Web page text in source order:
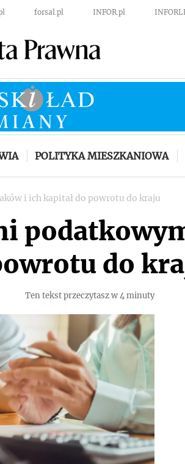
forsal.pl INFOR.pl
POLITYKA MIESZKANIOWA
i ich kapitał do powrotu do kraju
do
Ten tekst przeczytasz w 4 minuty